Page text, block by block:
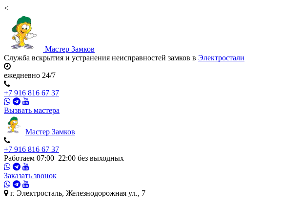
<
Мастер Замков
Служба вскрытия и устранения неисправностей замков в Электростали
ежедневно 24/7
+7 916 816 67 37
Вызвать мастера
Мастер Замков
+7 916 816 67 37
Работаем 07:00–22:00 без выходных
Заказать звонок
г. Электросталь, Железнодорожная ул., 7